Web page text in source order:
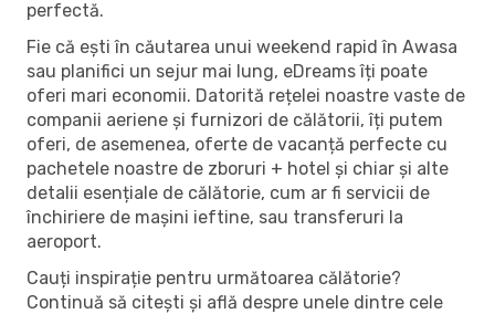
perfectă.
Fie că ești în căutarea unui weekend rapid în Awasa
sau planifici un sejur mai lung, eDreams îți poate
oferi mari economii. Datorită rețelei noastre vaste de
companii aeriene și furnizori de călătorii, îți putem
oferi, de asemenea, oferte de vacanță perfecte cu
pachetele noastre de zboruri + hotel și chiar și alte
detalii esențiale de călătorie, cum ar fi servicii de
închiriere de mașini ieftine, sau transferuri la
aeroport.
Cauți inspirație pentru următoarea călătorie?
Continuă să citești și află despre unele dintre cele